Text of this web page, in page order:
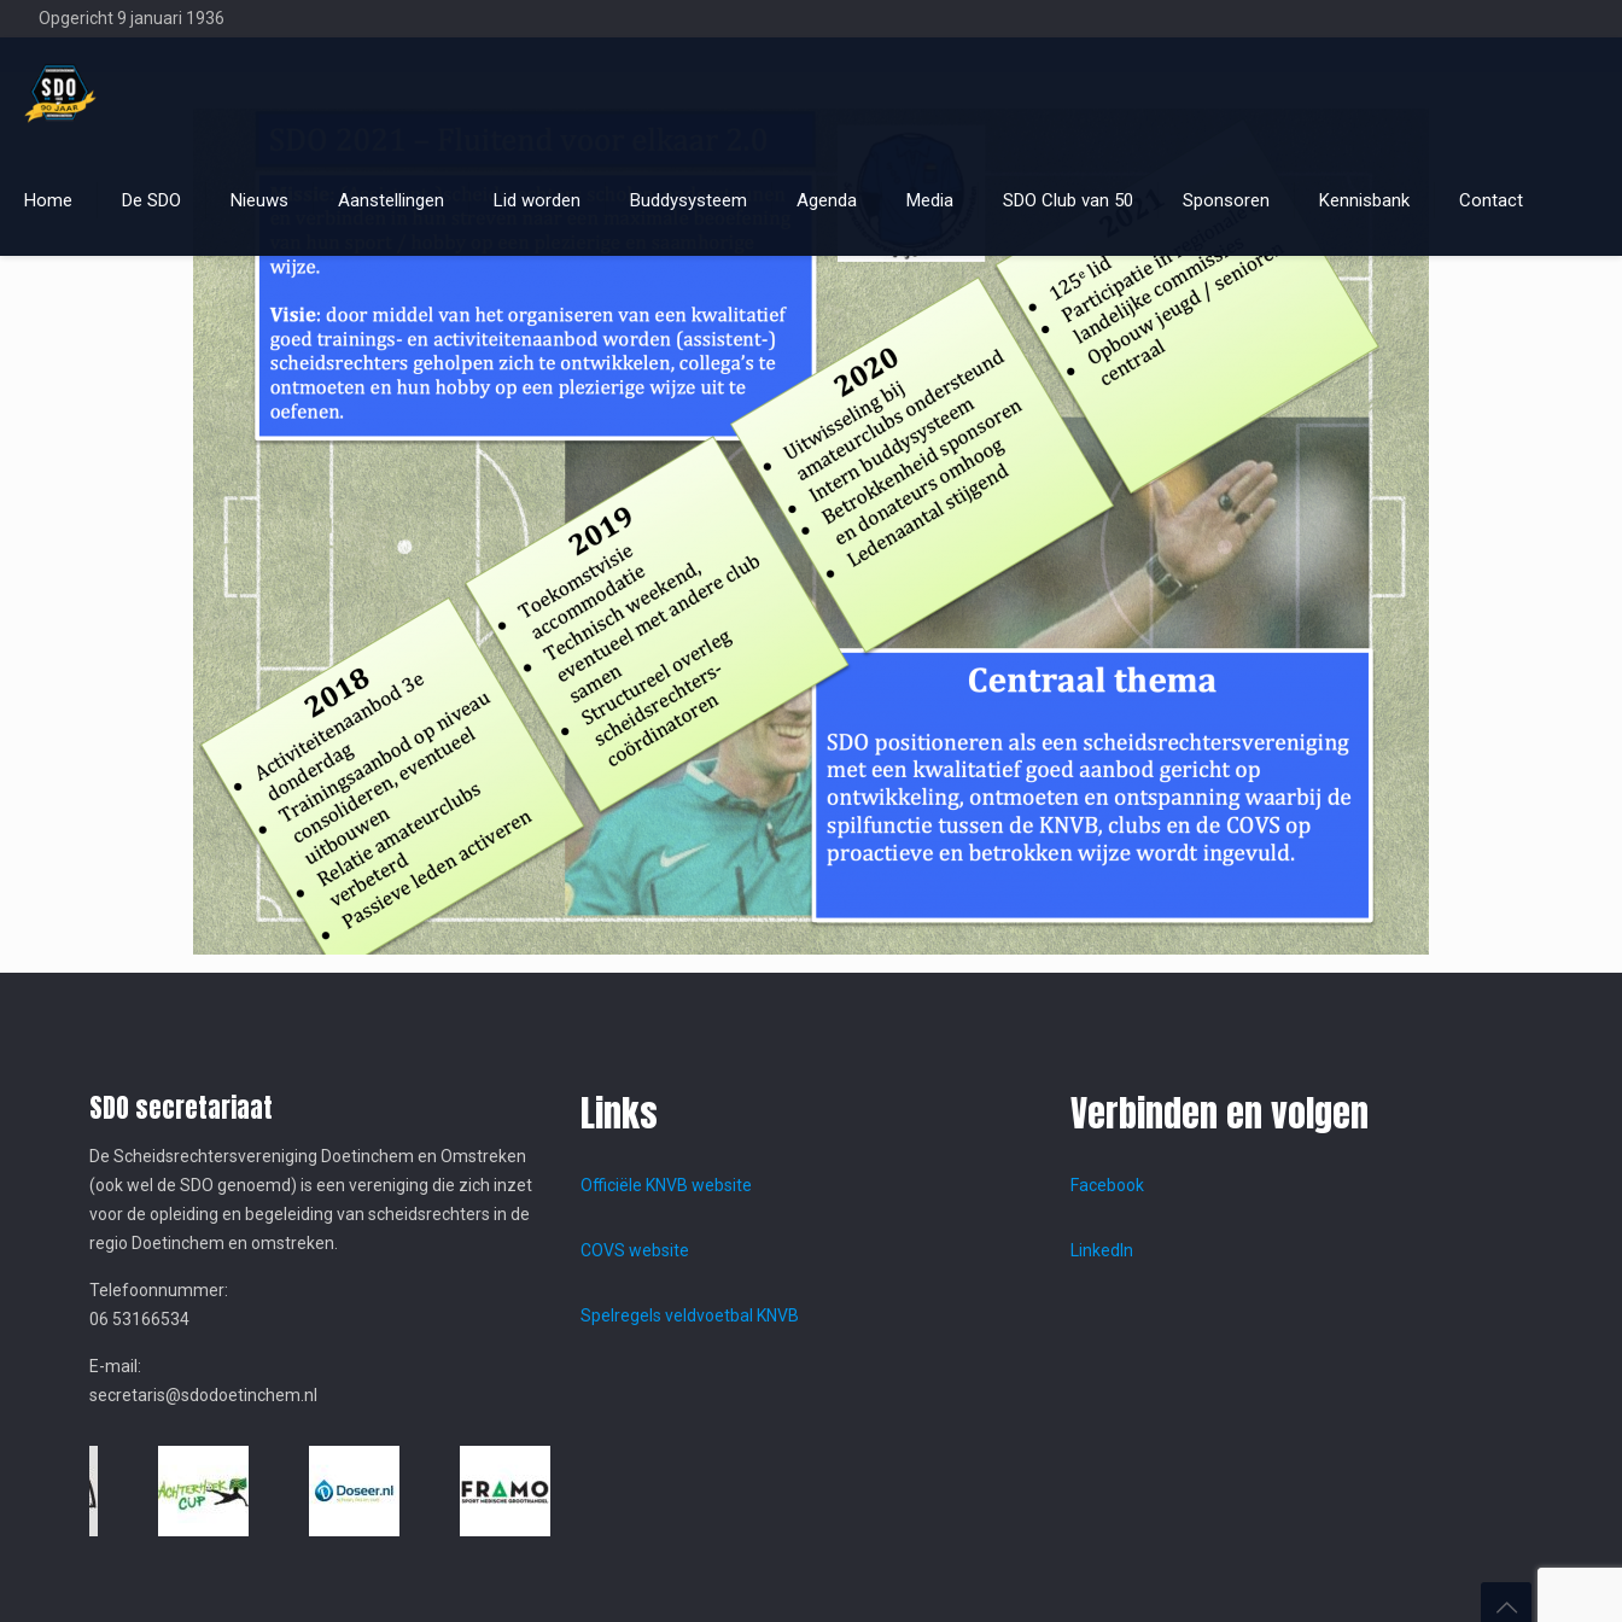
Opgericht 9 januari 1936
Home De SDO Nieuws Aanstellingen Lid worden Buddysysteem Agenda Media SDO Club van 50 Sponsoren Kennisbank Contact
SDO secretariaat
De Scheidsrechtersvereniging Doetinchem en Omstreken
(ook wel de SDO genoemd) is een vereniging die zich inzet
voor de opleiding en begeleiding van scheidsrechters in de
regio Doetinchem en omstreken.
Telefoonnummer:
06 53166534
E-mail:
secretaris@sdodoetinchem.nl
Links
Officiële KNVB website
COVS website
Spelregels veldvoetbal KNVB
Verbinden en volgen
Facebook
LinkedIn